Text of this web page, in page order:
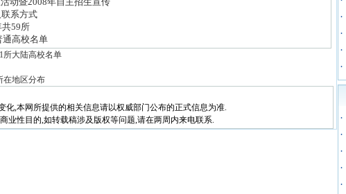
系方式
59所
通高校名单
所大陆高校名单
在地区分布
,本网所提供的相关信息请以权威部门公布的正式信息为准.
业性目的,如转载稿涉及版权等问题,请在两周内来电联系.
·
·
·
·
·
·
·
·
·